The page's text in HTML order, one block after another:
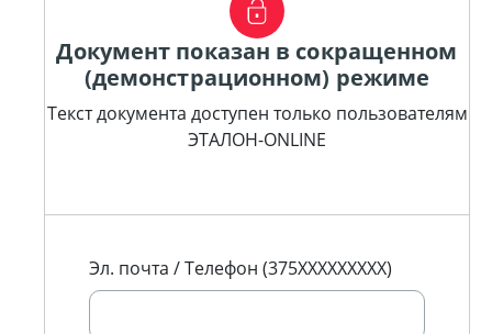
Документ показан в сокращенном
(демонстрационном) режиме
Текст документа доступен только пользователям
ЭТАЛОН-ONLINE
Эл. почта / Телефон (375XXXXXXXXX)